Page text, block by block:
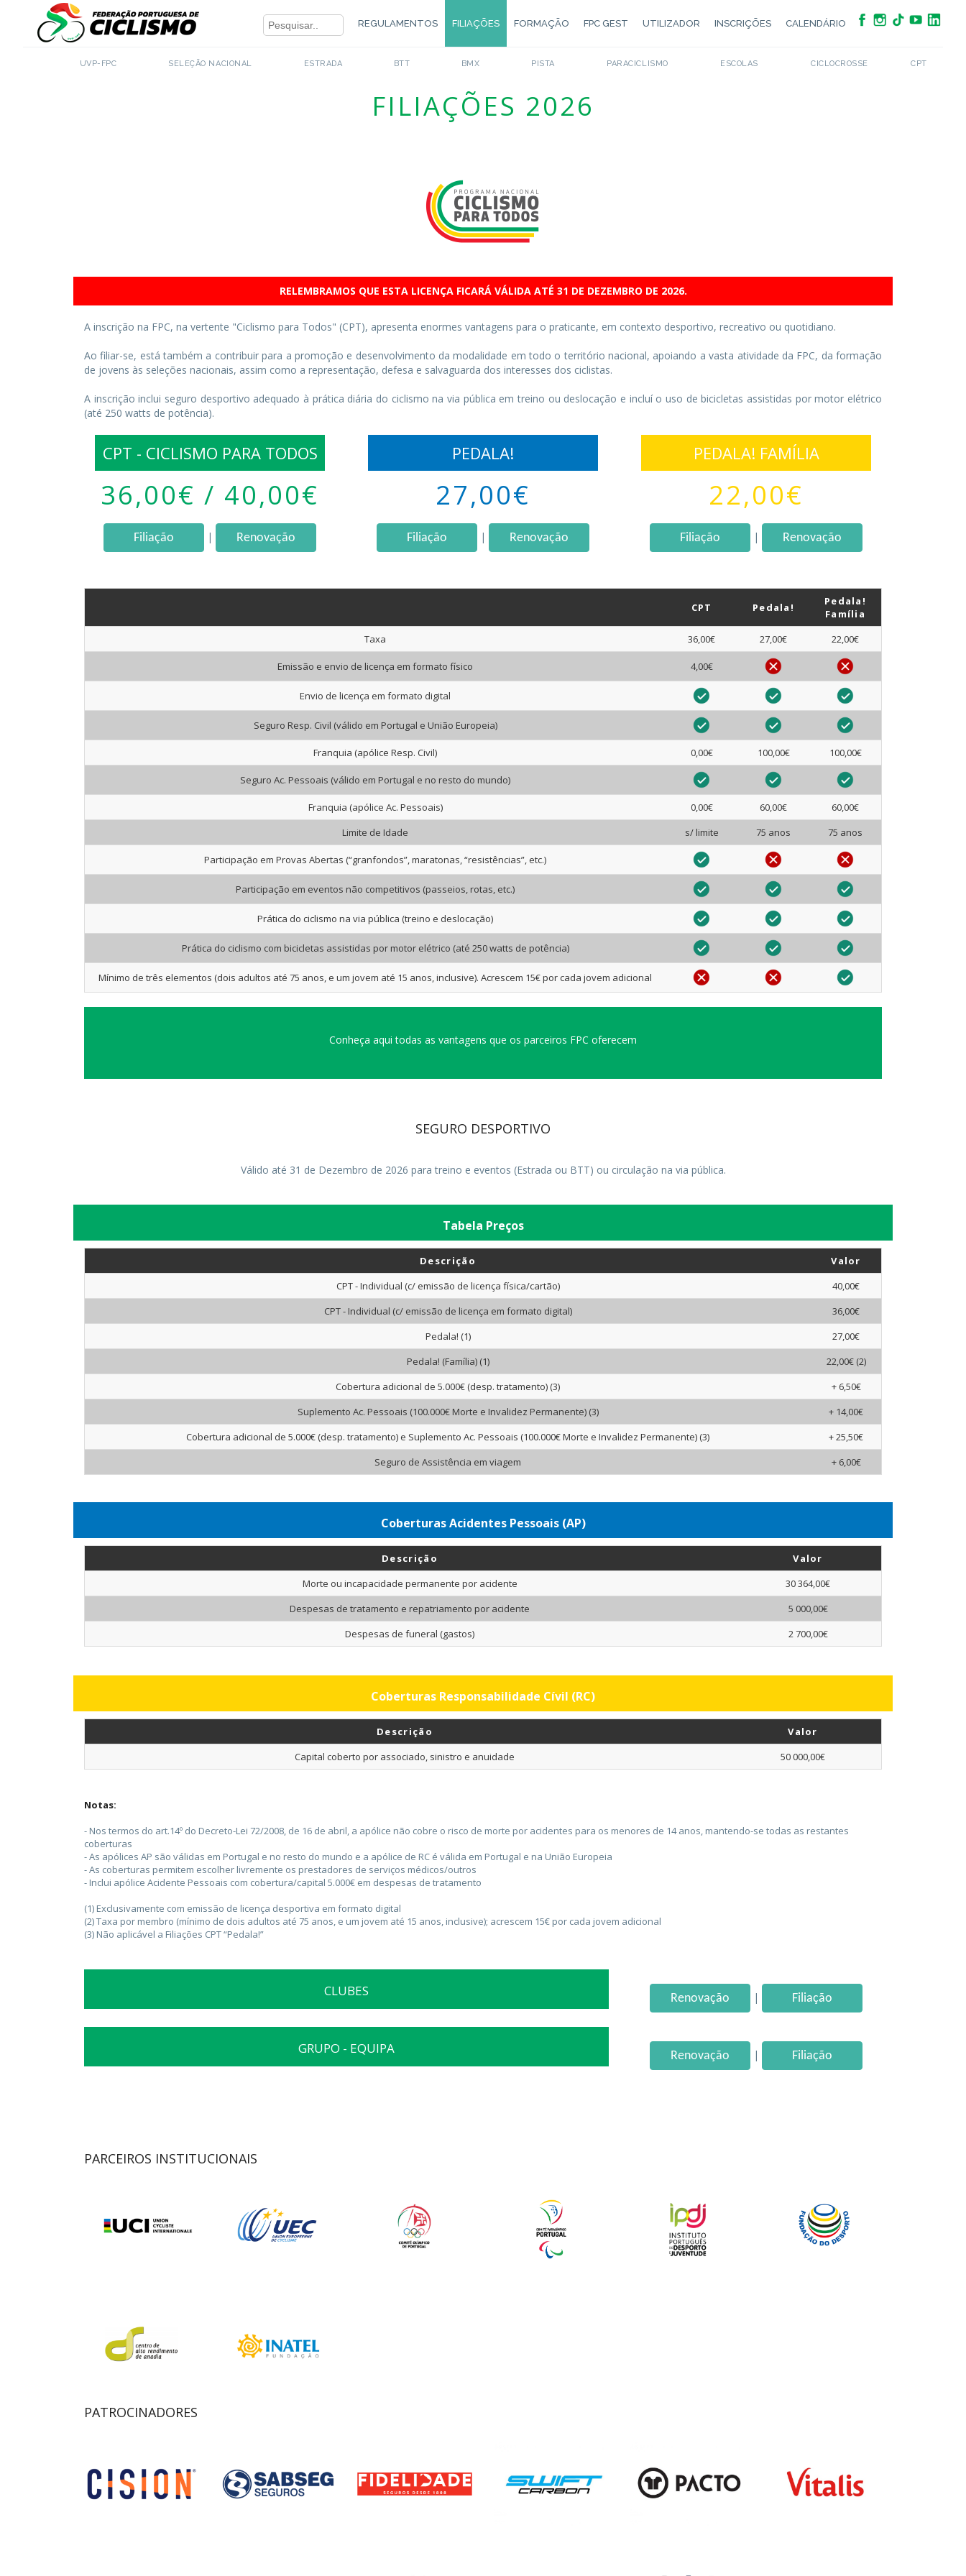
REGULAMENTOS FILIAÇÕES FORMAÇÃO FPC GEST UTILIZADOR INSCRIÇÕES CALENDÁRIO
UVP-FPC SELEÇÃO NACIONAL ESTRADA BTT BMX PISTA PARACICLISMO ESCOLAS CICLOCROSSE CPT
FILIAÇÕES 2026
RELEMBRAMOS QUE ESTA LICENÇA FICARÁ VÁLIDA ATÉ 31 DE DEZEMBRO DE 2026.
A inscrição na FPC, na vertente "Ciclismo para Todos" (CPT), apresenta enormes vantagens para o praticante, em contexto desportivo, recreativo ou quotidiano.
Ao filiar-se, está também a contribuir para a promoção e desenvolvimento da modalidade em todo o território nacional, apoiando a vasta atividade da FPC, da formação
de jovens às seleções nacionais, assim como a representação, defesa e salvaguarda dos interesses dos ciclistas.
A inscrição inclui seguro desportivo adequado à prática diária do ciclismo na via pública em treino ou deslocação e incluí o uso de bicicletas assistidas por motor elétrico
(até 250 watts de potência).
CPT - CICLISMO PARA TODOS
36,00€ / 40,00€
Filiação | Renovação
PEDALA!
27,00€
Filiação | Renovação
PEDALA! FAMÍLIA
22,00€
Filiação | Renovação
CPT Pedala!
Pedala!
Família
Taxa
36,00€ 27,00€ 22,00€
Emissão e envio de licença em formato físico 4,00€
Envio de licença em formato digital
Seguro Resp. Civil (válido em Portugal e União Europeia)
Franquia (apólice Resp. Civil) 0,00€ 100,00€ 100,00€
Seguro Ac. Pessoais (válido em Portugal e no resto do mundo)
Franquia (apólice Ac. Pessoais) 0,00€ 60,00€
60,00€
Limite de Idade
s/ limite 75 anos 75 anos
Participação em Provas Abertas (“granfondos”, maratonas, “resistências”, etc.)
Participação em eventos não competitivos (passeios, rotas, etc.)
Prática do ciclismo na via pública (treino e deslocação)
Prática do ciclismo com bicicletas assistidas por motor elétrico (até 250 watts de potência)
Mínimo de três elementos (dois adultos até 75 anos, e um jovem até 15 anos, inclusive). Acrescem 15€ por cada jovem adicional
Conheça aqui todas as vantagens que os parceiros FPC oferecem
SEGURO DESPORTIVO
Válido até 31 de Dezembro de 2026 para treino e eventos (Estrada ou BTT) ou circulação na via pública.
Tabela Preços
Descrição
Valor
CPT - Individual (c/ emissão de licença física/cartão)
40,00€
CPT - Individual (c/ emissão de licença em formato digital)
36,00€
Pedala! (1)
27,00€
Pedala! (Família) (1)
22,00€ (2)
Cobertura adicional de 5.000€ (desp. tratamento) (3)
+ 6,50€
Suplemento Ac. Pessoais (100.000€ Morte e Invalidez Permanente) (3)
+ 14,00€
Cobertura adicional de 5.000€ (desp. tratamento) e Suplemento Ac. Pessoais (100.000€ Morte e Invalidez Permanente) (3)
+ 25,50€
Seguro de Assistência em viagem
+ 6,00€
Coberturas Acidentes Pessoais (AP)
Descrição
Valor
Morte ou incapacidade permanente por acidente
30 364,00€
Despesas de tratamento e repatriamento por acidente
5 000,00€
Despesas de funeral (gastos)
2 700,00€
Coberturas Responsabilidade Cívil (RC)
Descrição
Valor
Capital coberto por associado, sinistro e anuidade
50 000,00€
Notas:
- Nos termos do art.14º do Decreto-Lei 72/2008, de 16 de abril, a apólice não cobre o risco de morte por acidentes para os menores de 14 anos, mantendo-se todas as restantes
coberturas
- As apólices AP são válidas em Portugal e no resto do mundo e a apólice de RC é válida em Portugal e na União Europeia
- As coberturas permitem escolher livremente os prestadores de serviços médicos/outros
- Inclui apólice Acidente Pessoais com cobertura/capital 5.000€ em despesas de tratamento
(1) Exclusivamente com emissão de licença desportiva em formato digital
(2) Taxa por membro (mínimo de dois adultos até 75 anos, e um jovem até 15 anos, inclusive); acrescem 15€ por cada jovem adicional
(3) Não aplicável a Filiações CPT “Pedala!”
CLUBES Renovação | Filiação
GRUPO - EQUIPA Renovação | Filiação
PARCEIROS INSTITUCIONAIS
PATROCINADORES